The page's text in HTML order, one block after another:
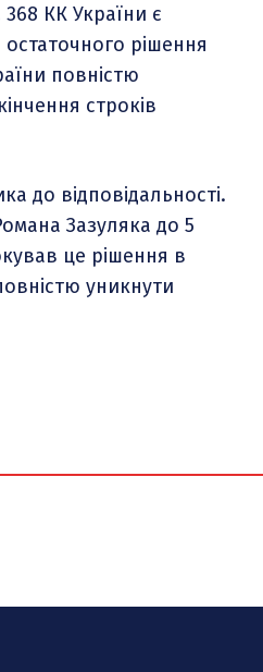
КК України є
рішення
повністю
строків
до відповідальності.
Зазуляка до 5
це рішення в
уникнути